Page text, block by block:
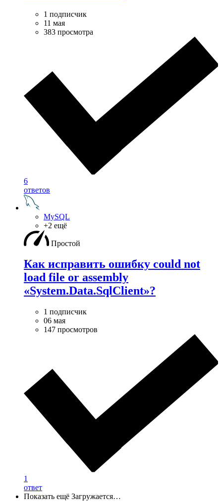
1 подписчик
11 мая
383 просмотра
6
ответов
MySQL
+2 ещё
Простой
Как исправить ошибку could not
load file or assembly
«System.Data.SqlClient»?
1 подписчик
06 мая
147 просмотров
1
ответ
Показать ещё Загружается…